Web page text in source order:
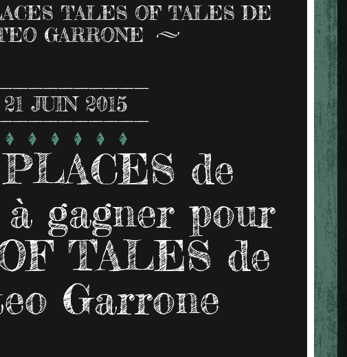
TALES OF TALES DE
GARRONE
21 JUIN 2015
de
gagner pour
TALES de
Garrone